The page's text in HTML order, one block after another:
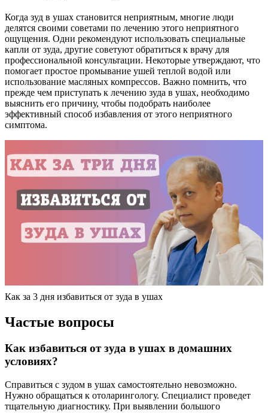
Когда зуд в ушах становится неприятным, многие люди
делятся своими советами по лечению этого неприятного
ощущения. Одни рекомендуют использовать специальные
капли от зуда, другие советуют обратиться к врачу для
профессиональной консультации. Некоторые утверждают, что
помогает простое промывание ушей теплой водой или
использование масляных компрессов. Важно помнить, что
прежде чем приступать к лечению зуда в ушах, необходимо
выяснить его причину, чтобы подобрать наиболее
эффективный способ избавления от этого неприятного
симптома.
Как за 3 дня избавиться от зуда в ушах
Частые вопросы
Как избавиться от зуда в ушах в домашних
условиях?
Справиться с зудом в ушах самостоятельно невозможно.
Нужно обращаться к отоларингологу. Специалист проведет
тщательную диагностику. При выявлении большого